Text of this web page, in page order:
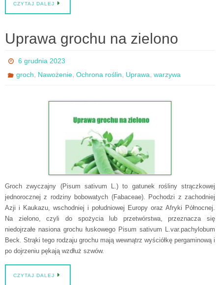
CZYTAJ DALEJ
Uprawa grochu na zielono
6 grudnia 2023
groch, Nawożenie,Ochrona roślin, Uprawa,warzywa
Groch zwyczajny (Pisum sativum L.) to gatunek rośliny strączkowej
jednorocznej z rodziny bobowatych (Fabaceae). Pochodzi z zachodniej
Azji i Kaukazu, wschodniej i południowej Europy oraz Afryki Północnej.
Na zielono, czyli do spożycia lub przetwórstwa, przeznacza się
niedojrzałe nasiona grochu łuskowego Pisum sativum L.var.pachylobum
Beck. Strąki tego rodzaju grochu mają wewnątrz wyściółkę pergaminową i
po dojrzeniu pękają wzdłuż szwów.
CZYTAJ DALEJ